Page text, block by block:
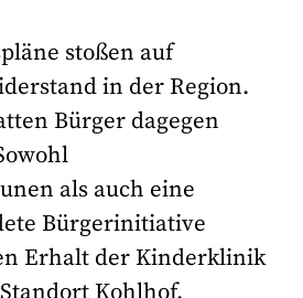
stoßen auf
in der Region.
Bürger dagegen
als auch eine
Bürgerinitiative
Erhalt der Kinderklinik
Kohlhof.